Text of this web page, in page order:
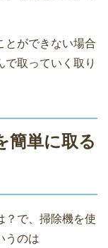
とができない場合
取っていく取り
簡単に取る
？で、掃除機を使
うのは